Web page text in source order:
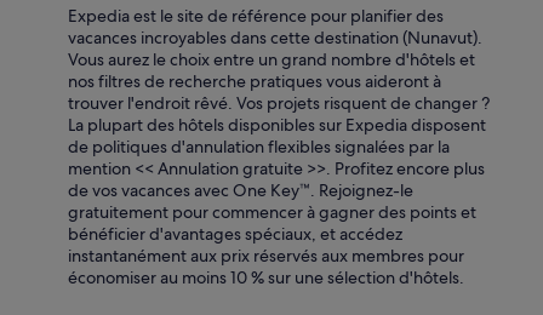
Expedia est le site de référence pour planifier des
vacances incroyables dans cette destination (Nunavut).
Vous aurez le choix entre un grand nombre d'hôtels et
nos filtres de recherche pratiques vous aideront à
trouver l'endroit rêvé. Vos projets risquent de changer ?
La plupart des hôtels disponibles sur Expedia disposent
de politiques d'annulation flexibles signalées par la
mention << Annulation gratuite >>. Profitez encore plus
de vos vacances avec One Key™. Rejoignez-le
gratuitement pour commencer à gagner des points et
bénéficier d'avantages spéciaux, et accédez
instantanément aux prix réservés aux membres pour
économiser au moins 10 % sur une sélection d'hôtels.